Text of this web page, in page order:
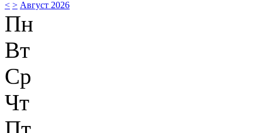
< > Август 2026
Пн
Вт
Ср
Чт